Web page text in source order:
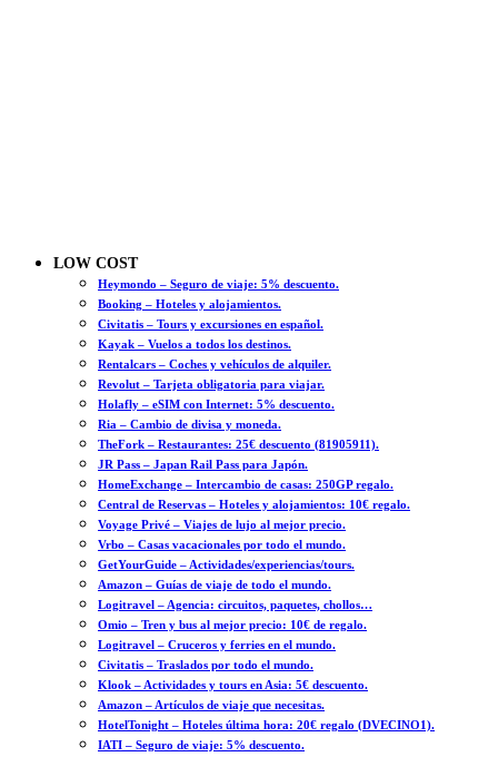
LOW COST
Heymondo – Seguro de viaje: 5% descuento.
Booking – Hoteles y alojamientos.
Civitatis – Tours y excursiones en español.
Kayak – Vuelos a todos los destinos.
Rentalcars – Coches y vehículos de alquiler.
Revolut – Tarjeta obligatoria para viajar.
Holafly – eSIM con Internet: 5% descuento.
Ria – Cambio de divisa y moneda.
TheFork – Restaurantes: 25€ descuento (81905911).
JR Pass – Japan Rail Pass para Japón.
HomeExchange – Intercambio de casas: 250GP regalo.
Central de Reservas – Hoteles y alojamientos: 10€ regalo.
Voyage Privé – Viajes de lujo al mejor precio.
Vrbo – Casas vacacionales por todo el mundo.
GetYourGuide – Actividades/experiencias/tours.
Amazon – Guías de viaje de todo el mundo.
Logitravel – Agencia: circuitos, paquetes, chollos…
Omio – Tren y bus al mejor precio: 10€ de regalo.
Logitravel – Cruceros y ferries en el mundo.
Civitatis – Traslados por todo el mundo.
Klook – Actividades y tours en Asia: 5€ descuento.
Amazon – Artículos de viaje que necesitas.
HotelTonight – Hoteles última hora: 20€ regalo (DVECINO1).
IATI – Seguro de viaje: 5% descuento.